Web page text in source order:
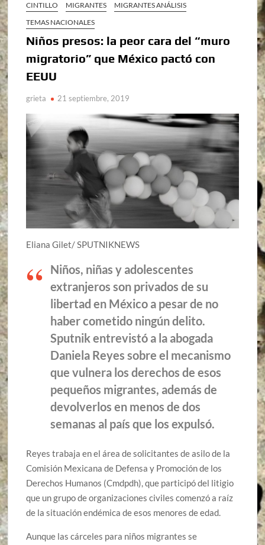
CINTILLO MIGRANTES
MIGRANTES ANÁLISIS
TEMAS NACIONALES
Niños presos: la peor cara del “muro
migratorio” que México pactó con
EEUU
grieta 21 septiembre, 2019
Eliana Gilet/ SPUTNIKNEWS
Niños, niñas y adolescentes
extranjeros son privados de su
libertad en México a pesar de no
haber cometido ningún delito.
Sputnik entrevistó a la abogada
Daniela Reyes sobre el mecanismo
que vulnera los derechos de esos
pequeños migrantes, además de
devolverlos en menos de dos
semanas al país que los expulsó.
Reyes trabaja en el área de solicitantes de asilo de la
Comisión Mexicana de Defensa y Promoción de los
Derechos Humanos (Cmdpdh), que participó del litigio
que un grupo de organizaciones civiles comenzó a raíz
de la situación endémica de esos menores de edad.
Aunque las cárceles para niños migrantes se